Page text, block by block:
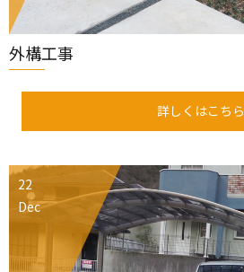
外構工事
詳しくはこちら
22
Dec